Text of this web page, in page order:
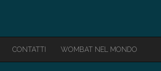
CONTATTI WOMBAT NEL MONDO